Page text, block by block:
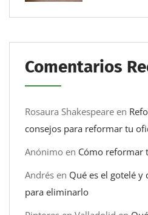
Comentarios
Rosaura Shakespeare en
consejos para reformar tu
Anónimo en Cómo reformar
Andrés en Qué es el gotelé y
para eliminarlo